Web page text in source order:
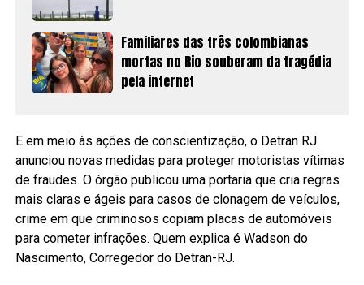
Familiares das três colombianas
mortas no Rio souberam da tragédia
pela internet
E em meio às ações de conscientização, o Detran RJ
anunciou novas medidas para proteger motoristas vítimas
de fraudes. O órgão publicou uma portaria que cria regras
mais claras e ágeis para casos de clonagem de veículos,
crime em que criminosos copiam placas de automóveis
para cometer infrações. Quem explica é Wadson do
Nascimento, Corregedor do Detran-RJ.